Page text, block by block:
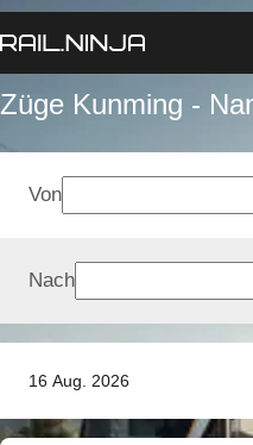
Züge Kunming -
16 Aug. 2026
Von
Nach